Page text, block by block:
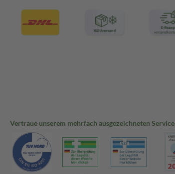
Vertraue unserem mehrfach ausgezeichneten Service